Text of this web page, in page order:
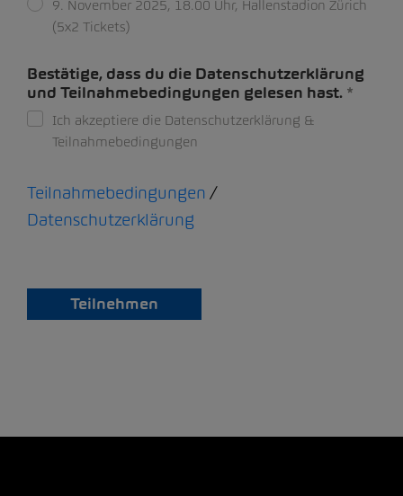
9. November 2025, 18.00 Uhr, Hallenstadion Zürich
(5x2 Tickets)
Bestätige, dass du die Datenschutzerklärung
und Teilnahmebedingungen gelesen hast.
Ich akzeptiere die Datenschutzerklärung &
Teilnahmebedingungen
Teilnahmebedingungen /
Datenschutzerklärung
Teilnehmen